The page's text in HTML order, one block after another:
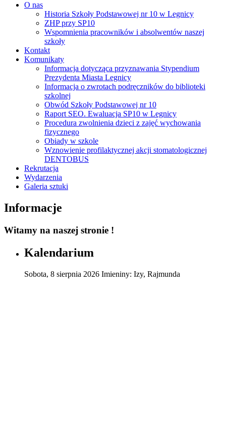
O nas
Historia Szkoły Podstawowej nr 10 w Legnicy
ZHP przy SP10
Wspomnienia pracowników i absolwentów naszej
szkoły
Kontakt
Komunikaty
Informacja dotycząca przyznawania Stypendium
Prezydenta Miasta Legnicy
Informacja o zwrotach podręczników do biblioteki
szkolnej
Obwód Szkoły Podstawowej nr 10
Raport SEO. Ewaluacja SP10 w Legnicy
Procedura zwolnienia dzieci z zajęć wychowania
fizycznego
Obiady w szkole
Wznowienie profilaktycznej akcji stomatologicznej
DENTOBUS
Rekrutacja
Wydarzenia
Galeria sztuki
Informacje
Witamy na naszej stronie !
Kalendarium
Sobota, 8 sierpnia 2026 Imieniny: Izy, Rajmunda